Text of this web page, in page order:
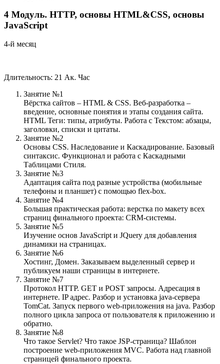
4 Модуль. HTTP, основы HTML&CSS, основы
JavaScript
4-й месяц
Длительность: 21 Ак. Час
Занятие №1
Вёрстка сайтов – HTML & CSS. Веб-разработка –
введение, основные понятия и этапы создания сайта.
HTML Теги: типы, атрибуты. Работа с Текстом: абзацы,
заголовки, списки и цитаты.
Занятие №2
Основы CSS. Наследование и Каскадирование. Базовый
синтаксис. Функционал и работа с Каскадными
Таблицами Стиля.
Занятие №3
Адаптация сайта под разные устройства (мобильные
телефоны и планшет) с помощью flex-box.
Занятие №4
Большая практическая работа: верстка по макету всех
страниц финального проекта: CRM-системы.
Занятие №5
Изучение основ JavaScript и JQuery для добавления
динамики на страницах.
Занятие №6
Хостинг, Домен. Заказываем выделенный сервер и
публикуем наши страницы в интернете.
Занятие №7
Протокол HTTP. GET и POST запросы. Адресация в
интернете. IP адрес. Разбор и установка java-сервера
TomCat. Запуск первого web-приложения на java. Разбор
полного цикла запроса от пользователя к приложению и
обратно.
Занятие №8
Что такое Servlet? Что такое JSP-страница? Шаблон
построение web-приложения MVC. Работа над главной
страницей финального проекта.